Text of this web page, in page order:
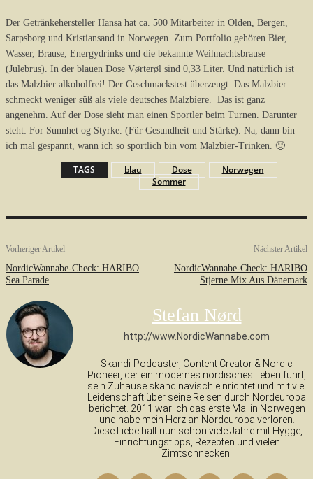
Der Getränkehersteller Hansa hat ca. 500 Mitarbeiter in Olden, Bergen,
Sarpsborg und Kristiansand in Norwegen. Zum Portfolio gehören Bier,
Wasser, Brause, Energydrinks und die bekannte Weihnachtsbrause
(Julebrus). In der blauen Dose Vørterøl sind 0,33 Liter. Und natürlich ist
das Malzbier alkoholfrei! Der Geschmackstest überzeugt: Das Malzbier
schmeckt weniger süß als viele deutsches Malzbiere. Das ist ganz
angenehm. Auf der Dose sieht man einen Sportler beim Turnen. Darunter
steht: For Sunnhet og Styrke. (Für Gesundheit und Stärke). Na, dann bin
ich mal gespannt, wann ich so sportlich bin vom Malzbier-Trinken. 🙂
TAGS blau Dose
Norwegen
Sommer
Vorheriger Artikel
NordicWannabe-Check: HARIBO
Sea Parade
Nächster Artikel
NordicWannabe-Check: HARIBO
Stjerne Mix Aus Dänemark
Stefan Nørd
http://www.NordicWannabe.com
Skandi-Podcaster, Content Creator & Nordic
Pioneer, der ein modernes nordisches Leben führt,
sein Zuhause skandinavisch einrichtet und mit viel
Leidenschaft über seine Reisen durch Nordeuropa
berichtet. 2011 war ich das erste Mal in Norwegen
und habe mein Herz an Nordeuropa verloren.
Diese Liebe hält nun schon viele Jahre mit Hygge,
Einrichtungstipps, Rezepten und vielen
Zimtschnecken.